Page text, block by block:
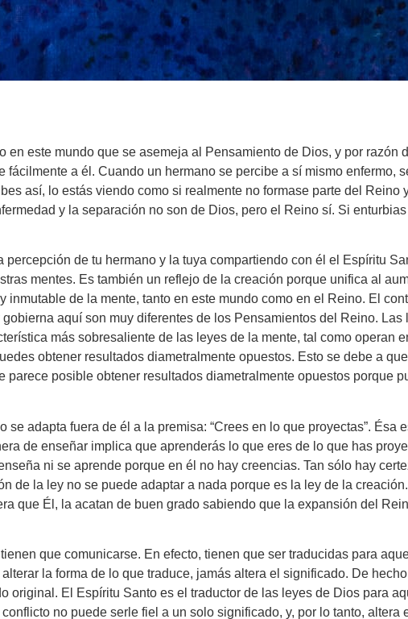
en este mundo que se asemeja al Pensamiento de Dios, y por razón
fácilmente a él. Cuando un hermano se percibe a sí mismo enfermo,
así, lo estás viendo como si realmente no formase parte del Reino
y la separación no son de Dios, pero el Reino sí. Si
percepción de tu hermano y la tuya compartiendo con él el Espíritu
mentes. Es también un reflejo de la creación porque unifica al
inmutable de la mente, tanto en este mundo como en el Reino. El
aquí son muy diferentes de los Pensamientos del Reino.
más sobresaliente de las leyes de la mente, tal como operan
obtener resultados diametralmente opuestos. Esto se debe a
parece posible obtener resultados diametralmente opuestos porque
adapta fuera de él a la premisa: “Crees en lo que proyectas”. Ésa
de enseñar implica que aprenderás lo que eres de lo que has
ni se aprende porque en él no hay creencias. Tan sólo hay
de la ley no se puede adaptar a nada porque es la ley de la
que Él, la acatan de buen grado sabiendo que la expansión del
que comunicarse. En efecto, tienen que ser traducidas para
la forma de lo que traduce, jamás altera el significado. De
original. El Espíritu Santo es el traductor de las leyes de Dios para
no puede serle fiel a un solo significado, y, por lo tanto, altera